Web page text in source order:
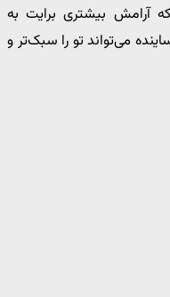
بیشتری برایت به
می‌تواند تو را سبک‌تر و